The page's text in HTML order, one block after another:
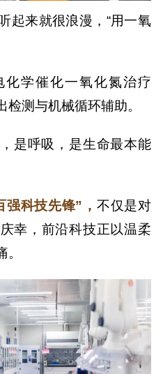
起来就很浪漫，“用一氧
化学催化一氧化氮治疗
测与机械循环辅助。
是呼吸，是生命最本能
科技先锋”， 不仅是对
幸，前沿科技正以温柔